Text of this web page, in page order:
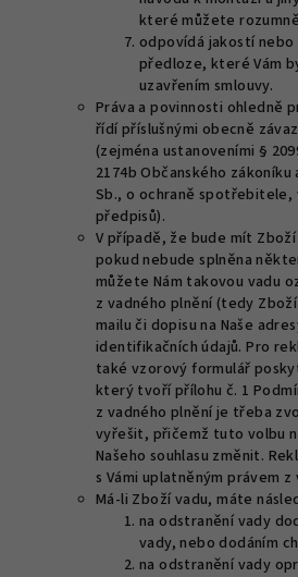
které můžete
odpovídá jakostí
předloze, které Vám
uzavřením smlouvy.
Práva a povinnosti ohledně
řídí příslušnými obecně
(zejména ustanoveními §
2174b Občanského zákoníku
Sb., o ochraně spotřebitele,
předpisů).
V případě, že bude mít
pokud nebude splněna
můžete Nám takovou vadu
z vadného plnění (tedy
mailu či dopisu na Naše
identifikačních údajů. Pro
také vzorový formulář
který tvoří přílohu č. 1
z vadného plnění je třeba
vyřešit, přičemž tuto volbu
Našeho souhlasu změnit.
s Vámi uplatněným právem z
Má-li Zboží vadu, máte
na odstranění vady
vady, nebo dodáním
na odstranění vady